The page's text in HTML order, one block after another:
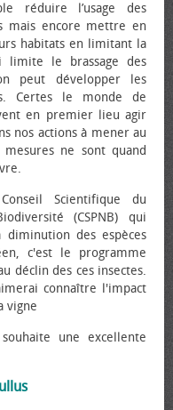
réduire l’usage des
mais encore mettre en
habitats en limitant la
limite le brassage des
peut développer les
Certes le monde de
en premier lieu agir
nos actions à mener au
ne sont quand
Scientifique du
(CSPNB) qui
diminution des espèces
c'est le programme
déclin des ces insectes.
connaître l'impact
vigne
une excellente